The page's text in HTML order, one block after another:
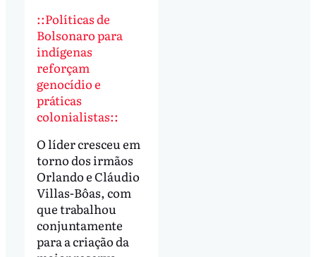
::Políticas de
Bolsonaro para
indígenas
reforçam
genocídio e
práticas
colonialistas::
O líder cresceu em
torno dos irmãos
Orlando e Cláudio
Villas-Bôas, com
que trabalhou
conjuntamente
para a criação da